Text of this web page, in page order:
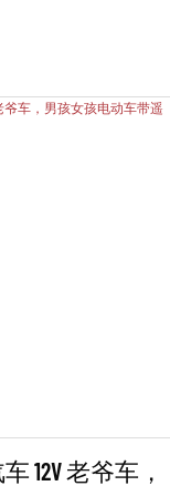
12V 老爷车，